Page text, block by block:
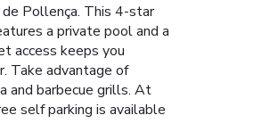
Pollença. This 4-star
a private pool and a
access keeps you
Take advantage of
and barbecue grills. At
self parking is available